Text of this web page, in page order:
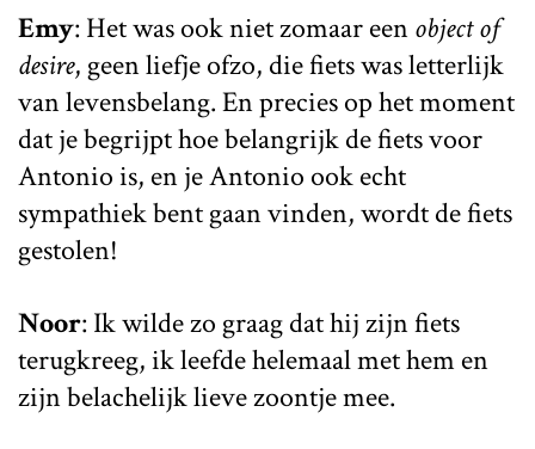
Emy: Het was ook niet zomaar eenobject of
desire, geen liefje ofzo, die fiets was letterlijk
van levensbelang. En precies op het moment
dat je begrijpt hoe belangrijk de fiets voor
Antonio is, en je Antonio ook echt
sympathiek bent gaan vinden, wordt de fiets
gestolen!
Noor: Ik wilde zo graag dat hij zijn fiets
terugkreeg, ik leefde helemaal met hem en
zijn belachelijk lieve zoontje mee.